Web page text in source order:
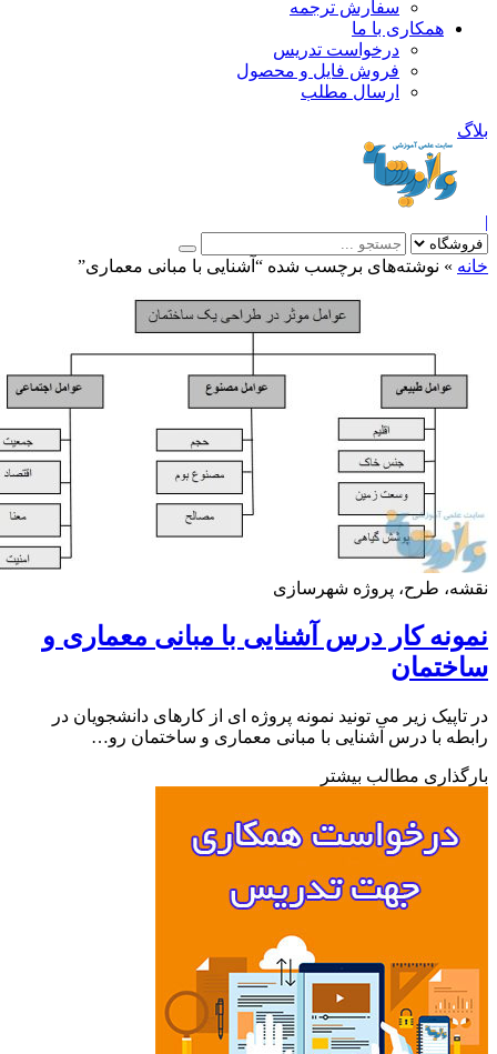
سفارش ترجمه
همکاری با ما
درخواست تدریس
فروش فایل و محصول
ارسال مطلب
»نوشته‌های برچسب شده “آشنایی با مبانی معماری”
طرح، پروژه شهرسازی
کار درس آشنایی با مبانی معماری و
زیر می تونید نمونه پروژه ای از کارهای دانشجویان در
با درس آشنایی با مبانی معماری و ساختمان رو…
مطالب بیشتر